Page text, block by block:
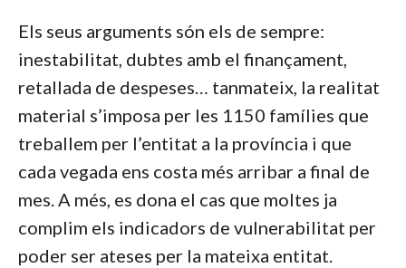
Els seus arguments són els de sempre:
inestabilitat, dubtes amb el finançament,
retallada de despeses… tanmateix, la realitat
material s’imposa per les 1150 famílies que
treballem per l’entitat a la província i que
cada vegada ens costa més arribar a final de
mes. A més, es dona el cas que moltes ja
complim els indicadors de vulnerabilitat per
poder ser ateses per la mateixa entitat.